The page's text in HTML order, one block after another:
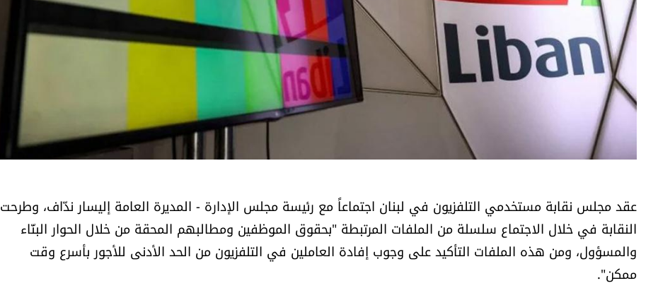
عقد مجلس نقابة مستخدمي التلفزيون في لبنان اجتماعاً مع رئيسة مجلس الإدارة - المديرة العامة إليسار ندّاف، وطرحت
النقابة في خلال الاجتماع سلسلة من الملفات المرتبطة "بحقوق الموظفين ومطالبهم المحقة من خلال الحوار البنّاء
والمسؤول، ومن هذه الملفات التأكيد على وجوب إفادة العاملين في التلفزيون من الحد الأدنى للأجور بأسرع وقت
ممكن".